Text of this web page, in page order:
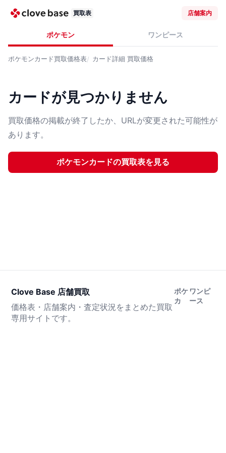
買取表 店舗案内
ポケモン ワンピース
ポケモンカード買取価格表 カード詳細 買取価格
カードが見つかりません
買取価格の掲載が終了したか、URLが変更された可能性が
あります。
ポケモンカードの買取表を見る
Clove Base 店舗買取
価格表・店舗案内・査定状況をまとめた買取
専用サイトです。
ポケ
カ
ワンピ
ース